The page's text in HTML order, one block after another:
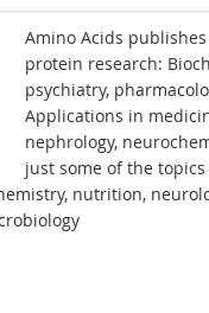
Amino Acids
protein research:
psychiatry,
Applications in
nephrology,
just some of the
nutrition,